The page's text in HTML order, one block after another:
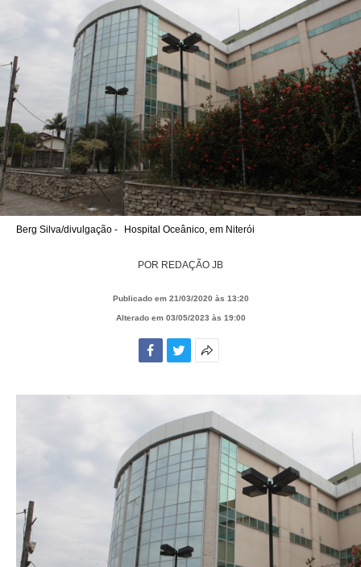
Berg Silva/divulgação - Hospital Oceânico, em Niterói
POR REDAÇÃO JB
Publicado em 21/03/2020 às 13:20
Alterado em 03/05/2023 às 19:00
de